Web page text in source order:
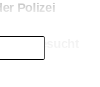
Polizei
gesucht